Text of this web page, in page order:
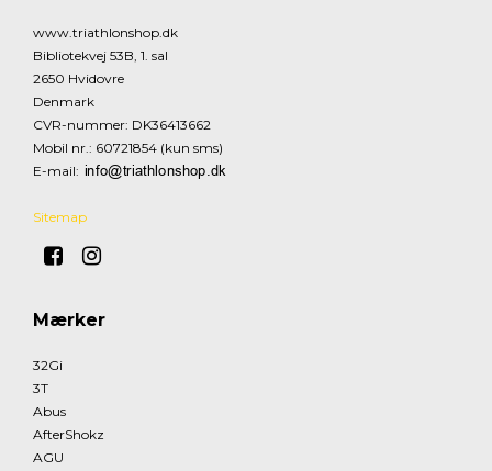
www.triathlonshop.dk
Bibliotekvej 53B, 1. sal
2650 Hvidovre
Denmark
CVR-nummer: DK36413662
Mobil nr.: 60721854 (kun sms)
E-mail:
Sitemap
Mærker
32Gi
3T
Abus
AfterShokz
AGU